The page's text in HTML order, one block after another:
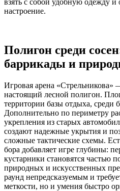
взять с собой удобную одежду и
настроение.
Полигон среди
баррикады и
Игровая арена «Стрельникова»
настоящий лесной полигон.
территории базы отдыха, среди
Дополнительно по периметру
укрепления из старых
создают надежные укрытия и
сложные тактические схемы.
бора добавляет игре глубины:
кустарники становятся частью
природных и искусственных
раунд непредсказуемым и
меткости, но и умения быстро